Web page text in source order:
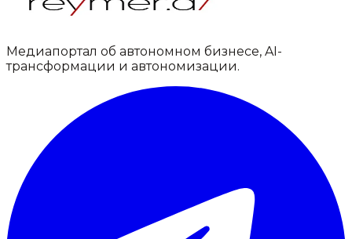
Медиапортал об автономном бизнесе, AI-
трансформации и автономизации.